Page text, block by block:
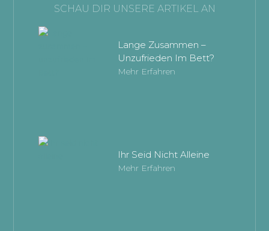
SCHAU DIR UNSERE ARTIKEL AN
Lange Zusammen –
Unzufrieden Im Bett?
Mehr Erfahren
Ihr Seid Nicht Alleine
Mehr Erfahren